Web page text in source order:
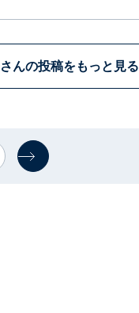
んの投稿をもっと見る